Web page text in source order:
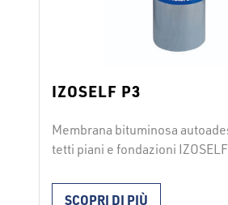
IZOSELF P3
Membrana bituminosa
tetti piani e fondazioni
orizzontale di sottostrutture da
SCOPRI DI PIÙ